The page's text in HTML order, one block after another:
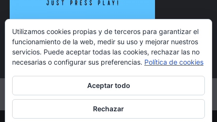
TwitterInstagramFacebookYouTube
Utilizamos cookies propias y de terceros para garantizar el
funcionamiento de la web, medir su uso y mejorar nuestros
servicios. Puede aceptar todas las cookies, rechazar las no
necesarias o configurar sus preferencias. Política de cookies
Aceptar todo
Rechazar